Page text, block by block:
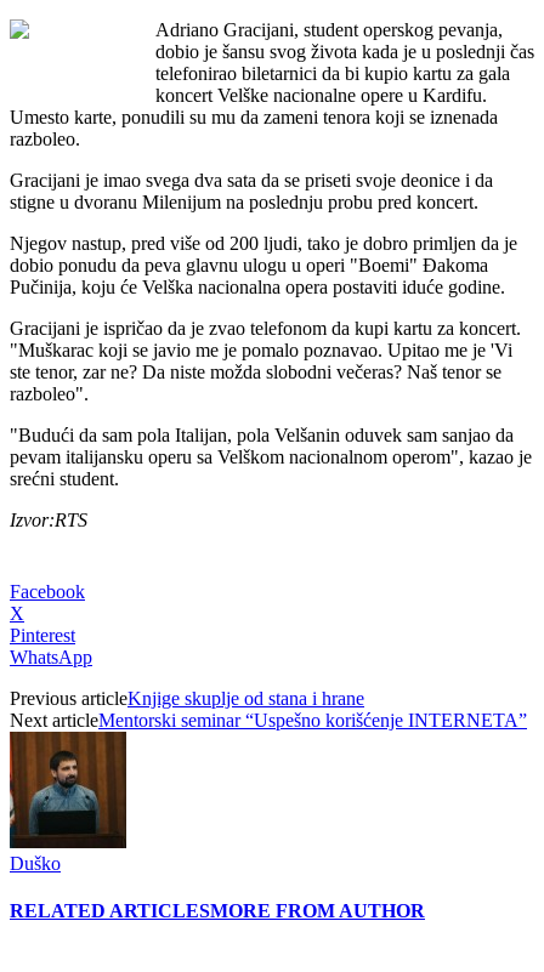
Adriano Gracijani, student operskog pevanja,
dobio je šansu svog života kada je u poslednji čas
telefonirao biletarnici da bi kupio kartu za gala
koncert Velške nacionalne opere u Kardifu.
Umesto karte, ponudili su mu da zameni tenora koji se iznenada
razboleo.
Gracijani je imao svega dva sata da se priseti svoje deonice i da
stigne u dvoranu Milenijum na poslednju probu pred koncert.
Njegov nastup, pred više od 200 ljudi, tako je dobro primljen da je
dobio ponudu da peva glavnu ulogu u operi "Boemi" Đakoma
Pučinija, koju će Velška nacionalna opera postaviti iduće godine.
Gracijani je ispričao da je zvao telefonom da kupi kartu za koncert.
"Muškarac koji se javio me je pomalo poznavao. Upitao me je 'Vi
ste tenor, zar ne? Da niste možda slobodni večeras? Naš tenor se
razboleo".
"Budući da sam pola Italijan, pola Velšanin oduvek sam sanjao da
pevam italijansku operu sa Velškom nacionalnom operom", kazao je
srećni student.
Izvor:RTS
Facebook
X
Pinterest
WhatsApp
Previous articleKnjige skuplje od stana i hrane
Next articleMentorski seminar “Uspešno korišćenje INTERNETA”
Duško
RELATED ARTICLESMORE FROM AUTHOR